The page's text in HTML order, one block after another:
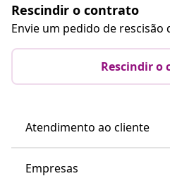
Rescindir o contrato
Envie um pedido de rescisão
Rescindir o
Atendimento ao cliente
Empresas